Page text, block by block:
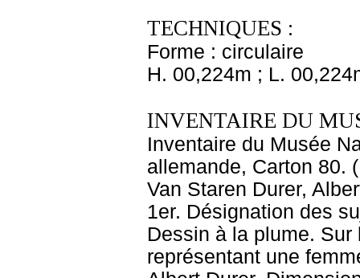
TECHNIQUES :
Forme : circulaire
H. 00,224m ; L.
INVENTAIRE DU
Inventaire du Musée
allemande, Carton 80.
Van Staren Durer,
1er. Désignation des
Dessin à la plume.
représentant une